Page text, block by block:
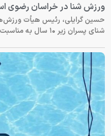
ورزش شنا در خراسان رضوی
حسین گرایلی، رئیس هیأت
شنای پسران زیر ۱۰ سال به مناسبت روز جهانی شنا اظهار کرد: این جشنواره روز جمعه‌ ۱۶